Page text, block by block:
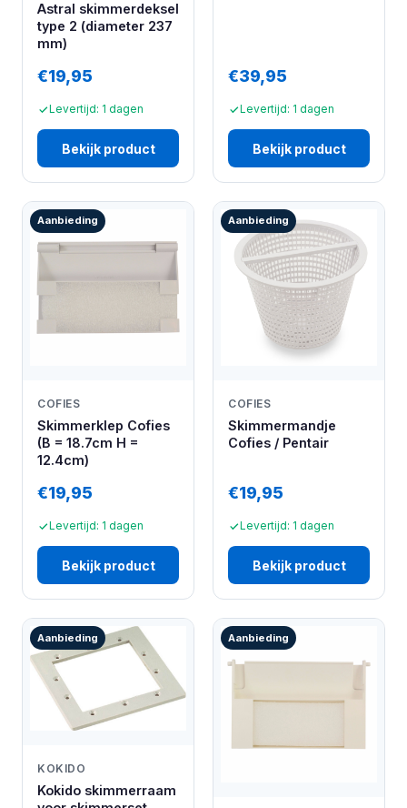
Astral skimmerdeksel
type 2 (diameter 237
mm)
€19,95
Levertijd: 1 dagen
Bekijk product
€39,95
Levertijd: 1 dagen
Bekijk product
Aanbieding
COFIES
Skimmerklep Cofies
(B = 18.7cm H =
12.4cm)
€19,95
Levertijd: 1 dagen
Bekijk product
Aanbieding
COFIES
Skimmermandje
Cofies / Pentair
€19,95
Levertijd: 1 dagen
Bekijk product
Aanbieding
KOKIDO
Kokido skimmerraam
Aanbieding